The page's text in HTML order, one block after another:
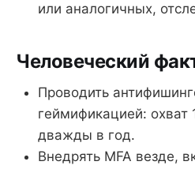
или аналогичных,
Человеческий
Проводить
геймификацией: охват
дважды в год.
Внедрять MFA везде,